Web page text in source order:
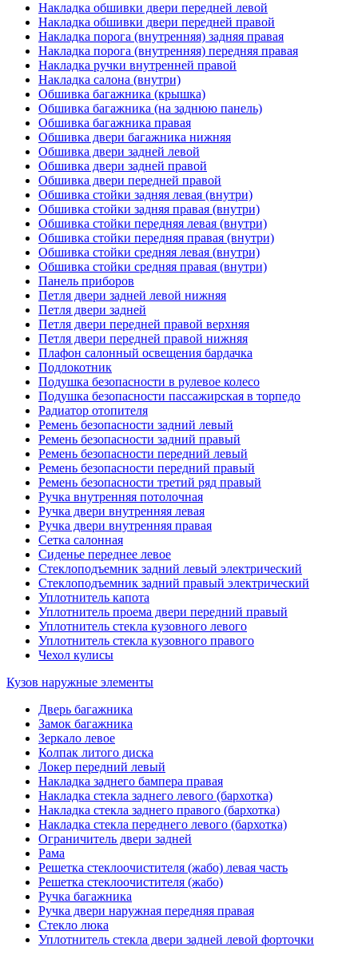
Накладка обшивки двери передней левой
Накладка обшивки двери передней правой
Накладка порога (внутренняя) задняя правая
Накладка порога (внутренняя) передняя правая
Накладка ручки внутренней правой
Накладка салона (внутри)
Обшивка багажника (крышка)
Обшивка багажника (на заднюю панель)
Обшивка багажника правая
Обшивка двери багажника нижняя
Обшивка двери задней левой
Обшивка двери задней правой
Обшивка двери передней правой
Обшивка стойки задняя левая (внутри)
Обшивка стойки задняя правая (внутри)
Обшивка стойки передняя левая (внутри)
Обшивка стойки передняя правая (внутри)
Обшивка стойки средняя левая (внутри)
Обшивка стойки средняя правая (внутри)
Панель приборов
Петля двери задней левой нижняя
Петля двери задней
Петля двери передней правой верхняя
Петля двери передней правой нижняя
Плафон салонный освещения бардачка
Подлокотник
Подушка безопасности в рулевое колесо
Подушка безопасности пассажирская в торпедо
Радиатор отопителя
Ремень безопасности задний левый
Ремень безопасности задний правый
Ремень безопасности передний левый
Ремень безопасности передний правый
Ремень безопасности третий ряд правый
Ручка внутренняя потолочная
Ручка двери внутренняя левая
Ручка двери внутренняя правая
Сетка салонная
Сиденье переднее левое
Стеклоподъемник задний левый электрический
Стеклоподъемник задний правый электрический
Уплотнитель капота
Уплотнитель проема двери передний правый
Уплотнитель стекла кузовного левого
Уплотнитель стекла кузовного правого
Чехол кулисы
Кузов наружные элементы
Дверь багажника
Замок багажника
Зеркало левое
Колпак литого диска
Локер передний левый
Накладка заднего бампера правая
Накладка стекла заднего левого (бархотка)
Накладка стекла заднего правого (бархотка)
Накладка стекла переднего левого (бархотка)
Ограничитель двери задней
Рама
Решетка стеклоочистителя (жабо) левая часть
Решетка стеклоочистителя (жабо)
Ручка багажника
Ручка двери наружная передняя правая
Стекло люка
Уплотнитель стекла двери задней левой форточки